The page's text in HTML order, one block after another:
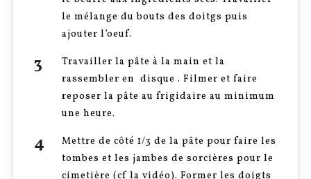
le mélange du bouts des doitgs puis
ajouter l’oeuf.
Travailler la pâte à la main et la
rassembler en disque . Filmer et faire
reposer la pâte au frigidaire au minimum
une heure.
Mettre de côté 1/3 de la pâte pour faire les
tombes et les jambes de sorcières pour le
cimetière (cf la vidéo). Former les doigts